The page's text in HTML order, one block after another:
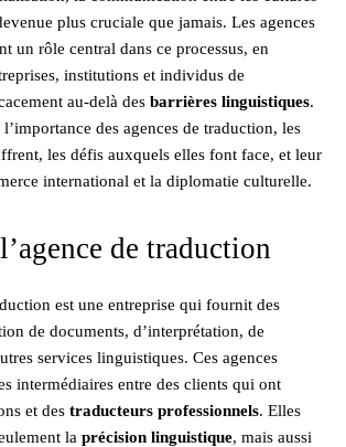
plus cruciale que jamais. Les agences
un rôle central dans ce processus, en
institutions et individus de
au-delà des barrières linguistiques.
des agences de traduction, les
les défis auxquels elles font face, et leur
international et la diplomatie culturelle.
de traduction
est une entreprise qui fournit des
de documents, d’interprétation, de
services linguistiques. Ces agences
intermédiaires entre des clients qui ont
et des traducteurs professionnels. Elles
la précision linguistique, mais aussi